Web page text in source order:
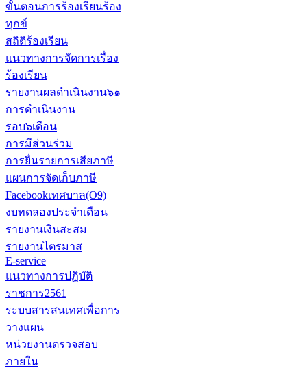
ขั้นตอนการร้องเรียนร้อง
ทุกข์
สถิติร้องเรียน
แนวทางการจัดการเรื่อง
ร้องเรียน
รายงานผลดำเนินงาน๖๑
การดำเนินงาน
รอบ๖เดือน
การมีส่วนร่วม
การยื่นรายการเสียภาษี
แผนการจัดเก็บภาษี
Facebookเทศบาล(O9)
งบทดลองประจำเดือน
รายงานเงินสะสม
รายงานไตรมาส
E-service
แนวทางการปฏิบัติ
ราชการ2561
ระบบสารสนเทศเพื่อการ
วางแผน
หน่วยงานตรวจสอบ
ภายใน